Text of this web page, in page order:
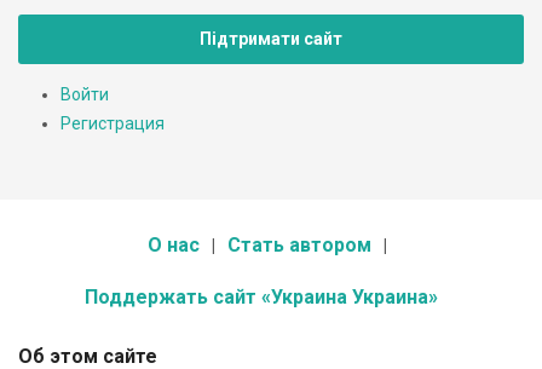
Підтримати сайт
Войти
Регистрация
О нас Стать автором
Поддержать сайт «Украина Украина»
Об этом сайте